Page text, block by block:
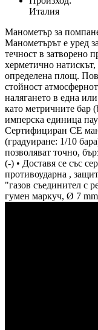
Италия
Манометър за
Манометърът е уред
течност в затворено
херметично натискът,
определена площ.
стойност
налягането в една
като метричните бар
имперска единица
Сертифициран CE
(градуиране: 1/10
позволяват точно,
(-) • Доставя се със
противоударна ,
"газов съединител с
гумен маркуч, Ø 7